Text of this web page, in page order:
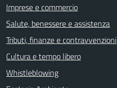
Imprese e commercio
Salute, benessere e assistenza
Tributi, finanze e contravvenzioni
Cultura e tempo libero
Whistleblowing